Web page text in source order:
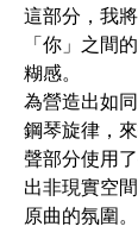
這部分，我
「你」之間
糊感。
為營造出如
鋼琴旋律，
聲部分使用
出非現實空
原曲的氛圍。